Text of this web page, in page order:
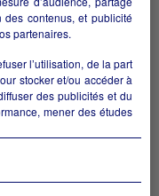
contenus, et publicité
partenaires.
l’utilisation, de la part
stocker et/ou accéder à
des publicités et du
mener des études
liées à la